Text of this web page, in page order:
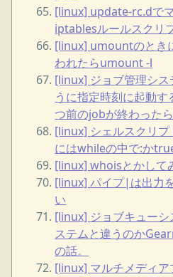
[linux] update-rc.dで
iptablesルールスクリ
[linux] umountのとき
われたらumount -l
[linux] ジョブ管理シ
うに指定時刻に起動
つ前のjobが終わった
[linux] シェルスクリプ
にはwhileの中で:か
[linux] whoisとかして
[linux] パイプ|は出力
い
[linux] ジョブキュー
ステムと違うのか
の話。
[linux] マルチメディ